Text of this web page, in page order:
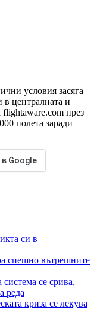
условия засяга
централната и
flightaware.com през
полета заради
Google
си в
спешно вътрешните
се срива,
реда
криза се лекува